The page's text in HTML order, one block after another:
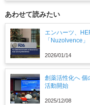
あわせて読みたい
エンハーツ、
「Nuzolvence
2026/01/14
創薬活性化へ
活動開始
2025/12/08